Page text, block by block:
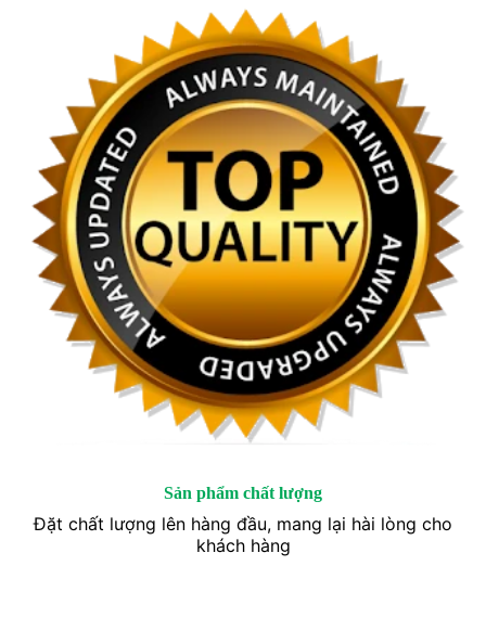
Sản phẩm chất lượng
Đặt chất lượng lên hàng đầu, mang lại hài lòng cho
khách hàng